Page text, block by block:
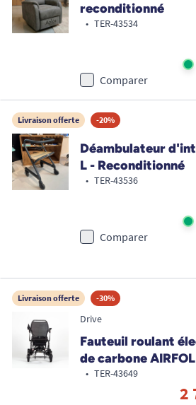
reconditionné
• TER-43534
Comparer
Livraison offerte -20%
Déambulateur
L - Reconditionné
• TER-43536
Comparer
Livraison offerte -30%
Drive
Fauteuil roulant
de carbone
• TER-43649
2